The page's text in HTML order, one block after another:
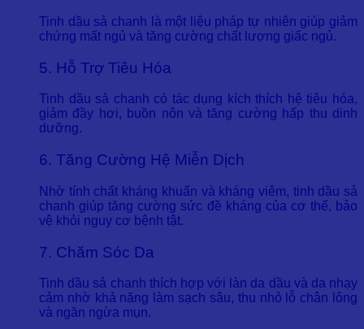
Tinh dầu sả chanh là một liệu pháp tự nhiên giúp giảm
chứng mất ngủ và tăng cường chất lượng giấc ngủ.
5. Hỗ Trợ Tiêu Hóa
Tinh dầu sả chanh có tác dụng kích thích hệ tiêu hóa,
giảm đầy hơi, buồn nôn và tăng cường hấp thu dinh
dưỡng.
6. Tăng Cường Hệ Miễn Dịch
Nhờ tính chất kháng khuẩn và kháng viêm, tinh dầu sả
chanh giúp tăng cường sức đề kháng của cơ thể, bảo
vệ khỏi nguy cơ bệnh tật.
7. Chăm Sóc Da
Tinh dầu sả chanh thích hợp với làn da dầu và da nhạy
cảm nhờ khả năng làm sạch sâu, thu nhỏ lỗ chân lông
và ngăn ngừa mụn.